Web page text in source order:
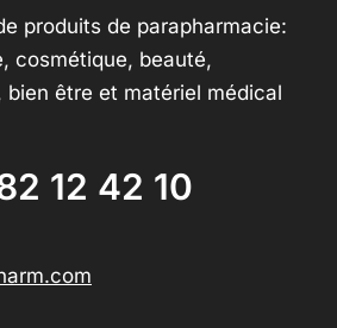
produits de parapharmacie:
cosmétique, beauté,
bien être et matériel médical
12 42 10